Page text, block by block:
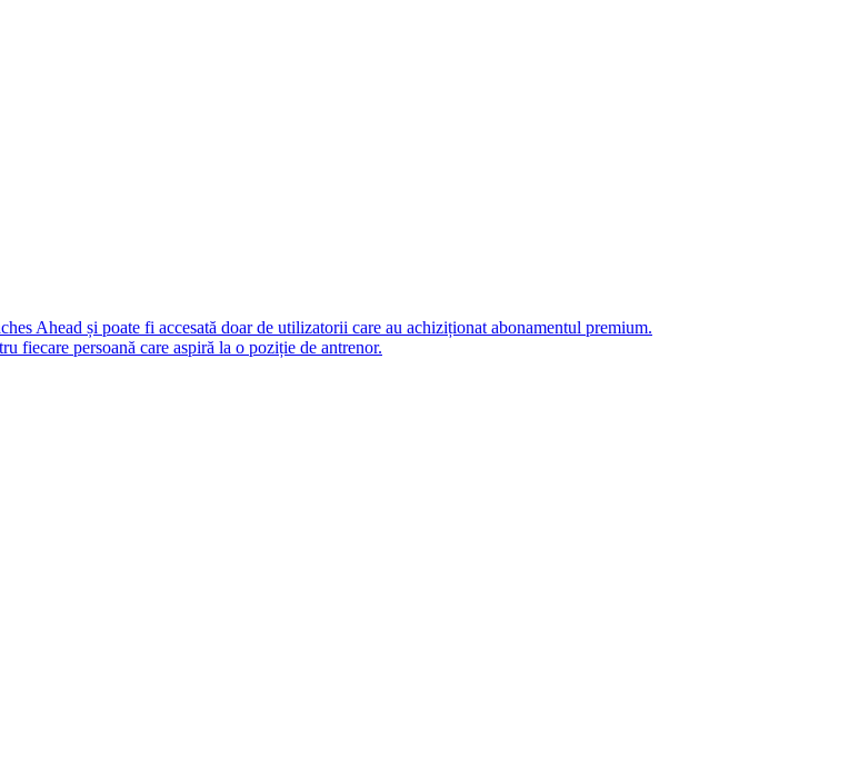
Ahead și poate fi accesată doar de utilizatorii care au achiziționat abonamentul premium.
fiecare persoană care aspiră la o poziție de antrenor.